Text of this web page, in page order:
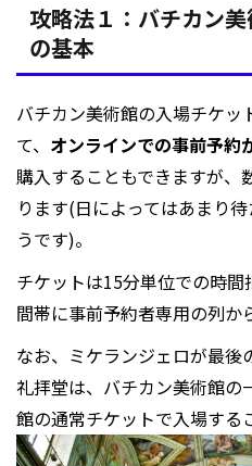
攻略法１：バチカン
の基本
バチカン美術館の入場チケッ
て、 オンラインでの事前予約
購入することもできますが、
ります(日によってはあまり
うです)。
チケットは15分単位での時
間帯に事前予約者専用の列か
なお、ミケランジェロが最後
礼拝堂は、バチカン美術館の
館の通常チケットで入場する